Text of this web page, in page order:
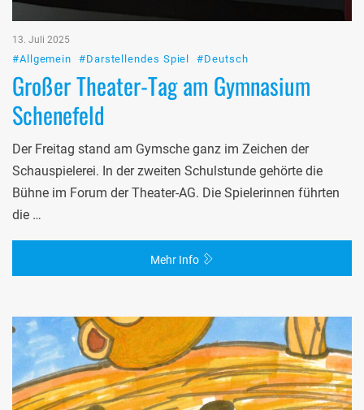
13. Juli 2025
#Allgemein #Darstellendes Spiel #Deutsch
Großer Theater-Tag am Gymnasium
Schenefeld
Der Freitag stand am Gymsche ganz im Zeichen der
Schauspielerei. In der zweiten Schulstunde gehörte die
Bühne im Forum der Theater-AG. Die Spielerinnen führten
die …
Mehr Info